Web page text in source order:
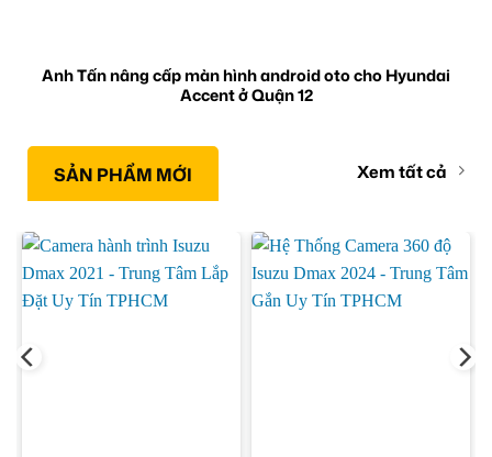
Anh Tấn nâng cấp màn hình android oto cho Hyundai
Accent ở Quận 12
SẢN PHẨM MỚI Xem tất cả